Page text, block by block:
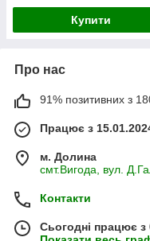
Купити
Про нас
91% позитивних з
Працює з
м. Долина
смт.Вигода, вул.
Контакти
Сьогодні працює з